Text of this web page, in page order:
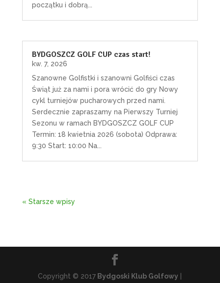
początku i dobrą...
BYDGOSZCZ GOLF CUP czas start!
kw. 7, 2026
Szanowne Golfistki i szanowni Golfiści czas
Świąt już za nami i pora wrócić do gry Nowy
cykl turniejów pucharowych przed nami.
Serdecznie zapraszamy na Pierwszy Turniej
Sezonu w ramach BYDGOSZCZ GOLF CUP
Termin: 18 kwietnia 2026 (sobota) Odprawa:
9:30 Start: 10:00 Na...
« Starsze wpisy
Copyright © 2017 Bydgoski Klub Golfowy